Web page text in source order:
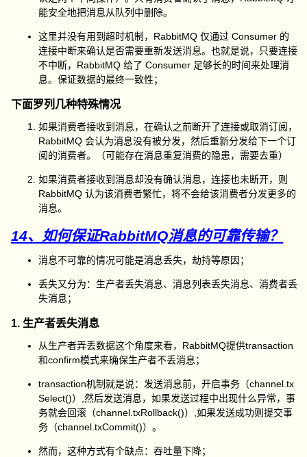
能安全地把消息从队列中删除。
这里并没有用到超时机制，RabbitMQ 仅通过 Consumer 的
连接中断来确认是否需要重新发送消息。也就是说，只要连接
不中断，RabbitMQ 给了 Consumer 足够长的时间来处理消
息。保证数据的最终一致性；
下面罗列几种特殊情况
如果消费者接收到消息，在确认之前断开了连接或取消订阅，
RabbitMQ 会认为消息没有被分发，然后重新分发给下一个订
阅的消费者。（可能存在消息重复消费的隐患，需要去重）
如果消费者接收到消息却没有确认消息，连接也未断开，则
RabbitMQ 认为该消费者繁忙，将不会给该消费者分发更多的
消息。
14、如何保证RabbitMQ消息的可靠传输？
消息不可靠的情况可能是消息丢失，劫持等原因；
丢失又分为：生产者丢失消息、消息列表丢失消息、消费者丢
失消息；
1. 生产者丢失消息
从生产者弄丢数据这个角度来看，RabbitMQ提供transaction
和confirm模式来确保生产者不丢消息；
transaction机制就是说：发送消息前，开启事务（channel.tx
Select()）,然后发送消息，如果发送过程中出现什么异常，事
务就会回滚（channel.txRollback()）,如果发送成功则提交事
务（channel.txCommit()）。
然而，这种方式有个缺点：吞吐量下降；